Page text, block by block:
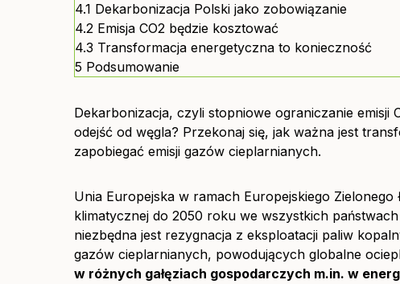
4.1 Dekarbonizacja Polski jako zobowiązanie
4.2 Emisja CO2 będzie kosztować
4.3 Transformacja energetyczna to konieczność
5 Podsumowanie
Dekarbonizacja, czyli stopniowe ograniczanie emisji
odejść od węgla? Przekonaj się, jak ważna jest
zapobiegać emisji gazów cieplarnianych.
Unia Europejska w ramach Europejskiego
klimatycznej do 2050 roku we wszystkich
niezbędna jest rezygnacja z eksploatacji paliw
gazów cieplarnianych, powodujących globalne
w różnych gałęziach gospodarczych m.in. w